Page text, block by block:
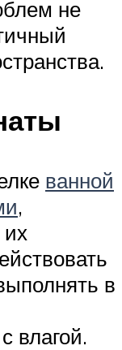
не
ванной
,
в
влагой.